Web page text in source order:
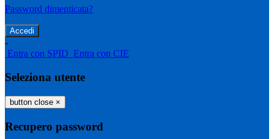
Password dimenticata?
-
Entra con SPID Entra con CIE
Seleziona utente
button close ×
Recupero password